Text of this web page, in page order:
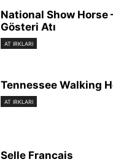
National Show Horse
Gösteri Atı
AT IRKLARI
Tennessee Walking
AT IRKLARI
Selle Francais